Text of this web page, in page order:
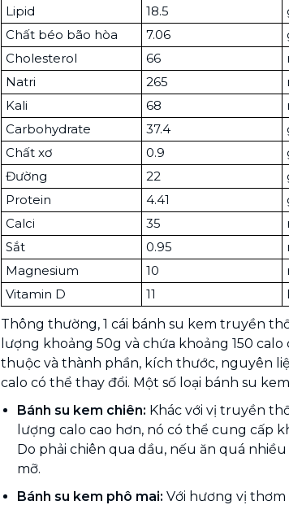
Lipid
18.5
Chất béo bão hòa
7.06
Cholesterol
66
Natri
265
Kali
68
Carbohydrate
37.4
Chất xơ
0.9
Đường
22
Protein
4.41
Calci
35
Sắt
0.95
Magnesium
10
Vitamin D
11
Thông thường, 1 cái bánh su kem truyền
lượng khoảng 50g và chứa khoảng 150
thuộc và thành phần, kích thước, nguyên
calo có thể thay đổi. Một số loại bánh su
Bánh su kem chiên: Khác với vị truyền
lượng calo cao hơn, nó có thể cung cấp
Do phải chiên qua dầu, nếu ăn quá
mỡ.
Bánh su kem phô mai: Với hương vị thơm